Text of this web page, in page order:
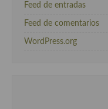
Feed de entradas
Feed de comentarios
WordPress.org